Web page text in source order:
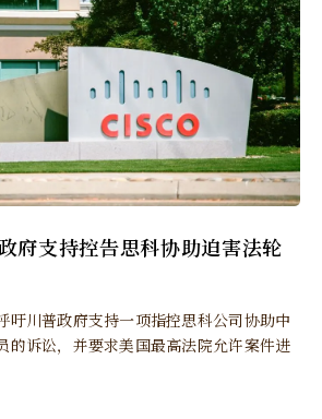
府支持控告思科协助迫害法轮
吁川普政府支持一项指控思科公司协助中
的诉讼，并要求美国最高法院允许案件进